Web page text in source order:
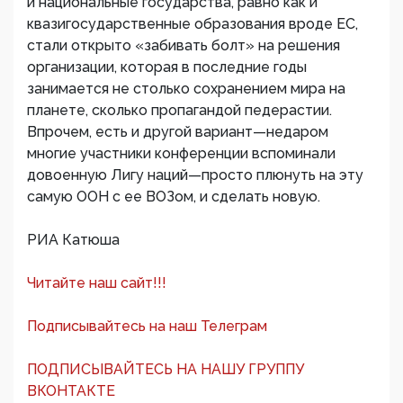
квазигосударственные образования вроде ЕС,
стали открыто «забивать болт» на решения
организации, которая в последние годы
занимается не столько сохранением мира на
планете, сколько пропагандой педерастии.
Впрочем, есть и другой вариант—недаром
многие участники конференции вспоминали
довоенную Лигу наций—просто плюнуть на эту
самую ООН с ее ВОЗом, и сделать новую.
РИА Катюша
Читайте наш сайт!!!
Подписывайтесь на наш Телеграм
ПОДПИСЫВАЙТЕСЬ НА НАШУ ГРУППУ
ВКОНТАКТЕ